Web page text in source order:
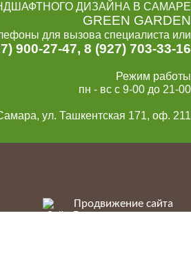
ДИЗАЙНА В САМАРЕ
GREEN GARDEN
для вызова специалиста или
900-27-47, 8 (927) 703-33-16
Режим работы
пн - вс с 9-00 до 21-00
ул. Ташкентская 171, оф. 211
Продвижение сайта
Сайт Доктор